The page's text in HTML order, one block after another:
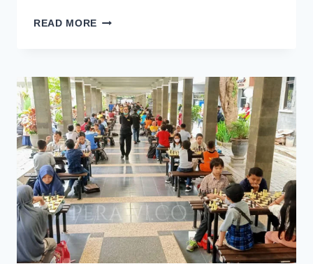
READ MORE ATLET
LATIHAN
MELAWAN
TIM
PECATUR
SENIOR